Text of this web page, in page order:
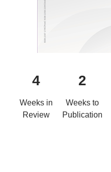
4
Weeks in
Review
2
Weeks to
Publication